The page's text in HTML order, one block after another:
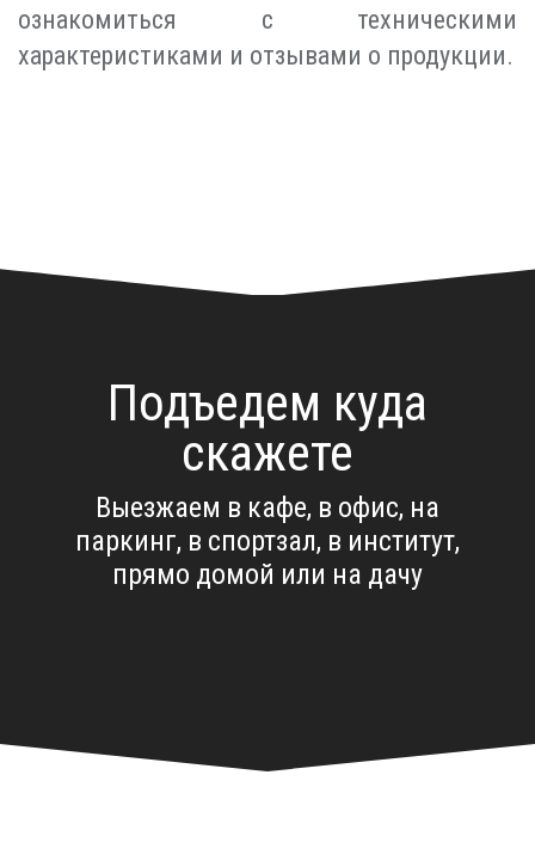
ознакомиться с техническими
характеристиками и отзывами о продукции.
Подъедем куда
скажете
Выезжаем в кафе, в офис, на
паркинг, в спортзал, в институт,
прямо домой или на дачу